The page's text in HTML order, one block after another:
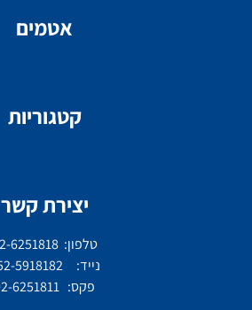
אטמים
קטגוריות
יצירת קשר
טלפון: 02-6251818
נייד: 052-5918182
פקס: 02-6251811